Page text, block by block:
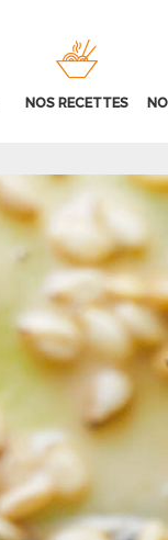
NOS RECETTES